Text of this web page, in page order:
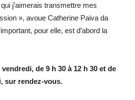
j’aimerais transmettre mes
», avoue Catherine Paiva da
pour elle, est d’abord la
de 9 h 30 à 12 h 30 et de
sur rendez-vous.